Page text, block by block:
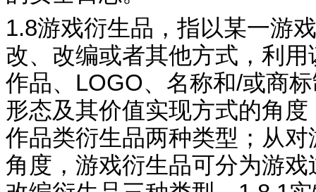
1.8游戏衍生品，指以某一游
改、改编或者其他方式，利
作品、 LOGO、名称和/或商
形态及其价值实现方式的角
作品类衍生品两种类型；从
角度，游戏衍生品可分为游